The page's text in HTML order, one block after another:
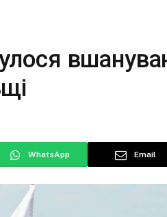
WhatsApp Email